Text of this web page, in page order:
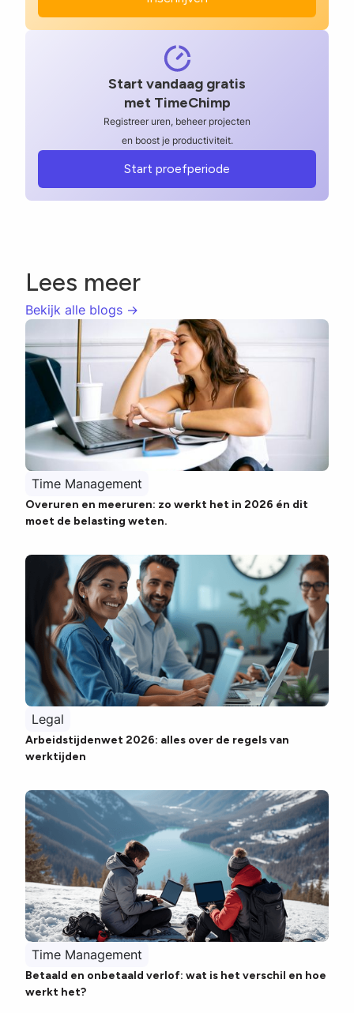
Start vandaag gratis
met TimeChimp
Registreer uren, beheer projecten
en boost je productiviteit.
Start proefperiode
Lees meer
Bekijk alle blogs ->
Time Management
Overuren en meeruren: zo werkt het in 2026 én dit
moet de belasting weten.
Legal
Arbeidstijdenwet 2026: alles over de regels van
werktijden
Time Management
Betaald en onbetaald verlof: wat is het verschil en hoe
werkt het?